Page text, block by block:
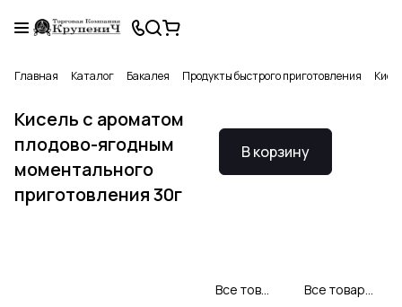
Главная Каталог Бакалея Продукты быстрого приготовления
Кисель с ароматом
плодово-ягодным
моментального
приготовления 30г
В корзину
Все товары Preston Все товары категории